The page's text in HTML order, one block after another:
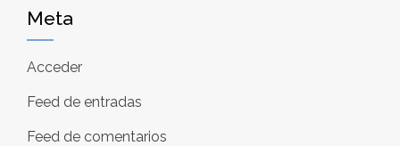
Meta
Acceder
Feed de entradas
Feed de comentarios